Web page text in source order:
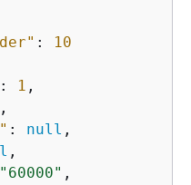
:
10
: 1 ,
,
: null ,
,
"60000" ,